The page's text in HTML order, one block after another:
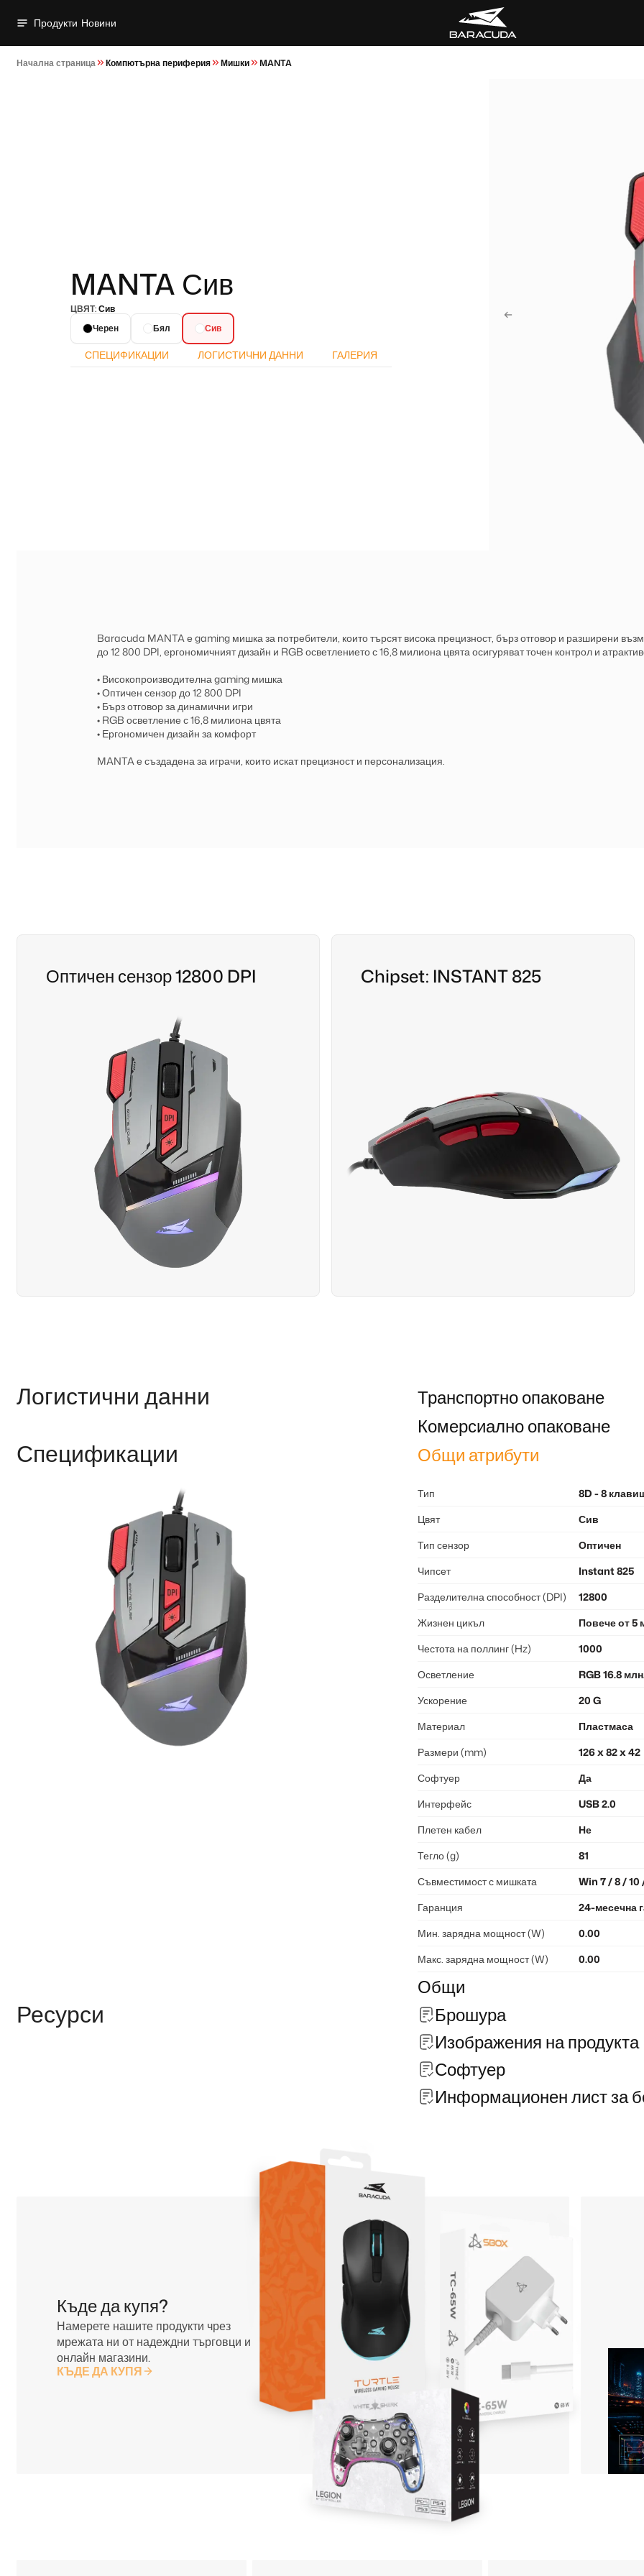
Продукти Новини
Начална страница Компютърна периферия Мишки MANTA
MANTA Сив
ЦВЯТ:Сив
Черен
Бял Сив
СПЕЦИФИКАЦИИ ЛОГИСТИЧНИ ДАННИ ГАЛЕРИЯ
Baracuda MANTA е gaming мишка за потребители, които търсят висока прецизност, бърз отговор и разширени
до 12 800 DPI, ергономичният дизайн и RGB осветлението с 16,8 милиона цвята осигуряват точен контрол и
• Високопроизводителна gaming мишка
• Оптичен сензор до 12 800 DPI
• Бърз отговор за динамични игри
• RGB осветление с 16,8 милиона цвята
• Ергономичен дизайн за комфорт
MANTA е създадена за играчи, които искат прецизност и персонализация.
Оптичен сензор 12800 DPI Chipset: INSTANT 825
Логистични данни
Транспортно опаковане
Комерсиално опаковане
Спецификации Общи атрибути
Тип
8D - 8
Цвят
Сив
Тип сензор
Оптичен
Чипсет
Instant 825
Разделителна способност (DPI)
12800
Жизнен цикъл
Повече от 5
Честота на поллинг (Hz)
1000
Осветление
RGB 16.8
Ускорение
20 G
Материал
Пластмаса
Размери (mm)
126 x 82 x 42
Софтуер
Да
Интерфейс
USB 2.0
Плетен кабел
Не
Тегло (g)
81
Съвместимост с мишката
Win 7 / 8 / 10
Гаранция
24-месечна
Мин. зарядна мощност (W)
0.00
Макс. зарядна мощност (W)
0.00
Общи
Ресурси
Брошура
Изображения на продукта
Софтуер
Информационен лист за
Намерете нашите продукти чрез
мрежата ни от надеждни търговци и
онлайн магазини.
Къде да купя?
КЪДЕ ДА КУПЯ